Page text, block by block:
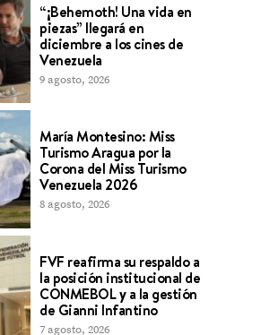
“¡Behemoth! Una vida en
piezas” llegará en
diciembre a los cines de
Venezuela
9 agosto, 2026
María Montesino: Miss
Turismo Aragua por la
Corona del Miss Turismo
Venezuela 2026
8 agosto, 2026
FVF reafirma su respaldo a
la posición institucional de
CONMEBOL y a la gestión
de Gianni Infantino
7 agosto, 2026